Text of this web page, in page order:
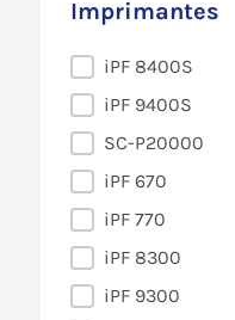
Imprimantes
Imprimantes
iPF 8400S
iPF 9400S
SC-P20000
iPF 670
iPF 770
iPF 8300
iPF 9300